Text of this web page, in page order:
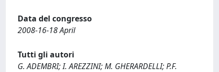
Data del congresso
2008-16-18 April
Tutti gli autori
G. ADEMBRI; I. AREZZINI; M. GHERARDELLI; P.F.